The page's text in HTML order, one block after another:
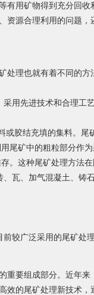
用矿物得到充分回收
资源合理利用的问题
处理也就有着不同的
用先进技术和合理
胶结充填的集料。
尾矿中的粗粒部分作
。这种尾矿处理方法在
瓦、加气混凝土、铸
较广泛采用的尾矿处理
重要组成部分。近年
效的尾矿处理新技术，